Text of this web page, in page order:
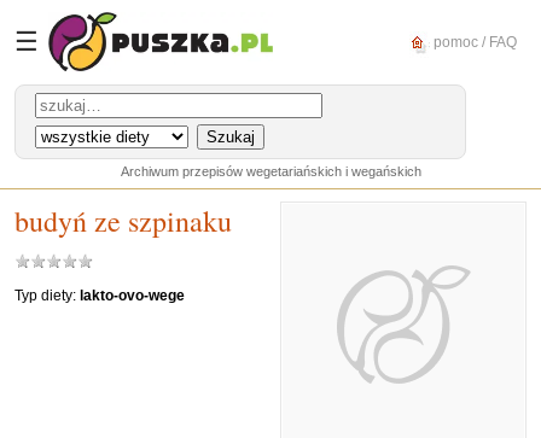
☰ pomoc / FAQ
Archiwum przepisów wegetariańskich i wegańskich
budyń ze szpinaku
Typ diety: lakto-ovo-wege